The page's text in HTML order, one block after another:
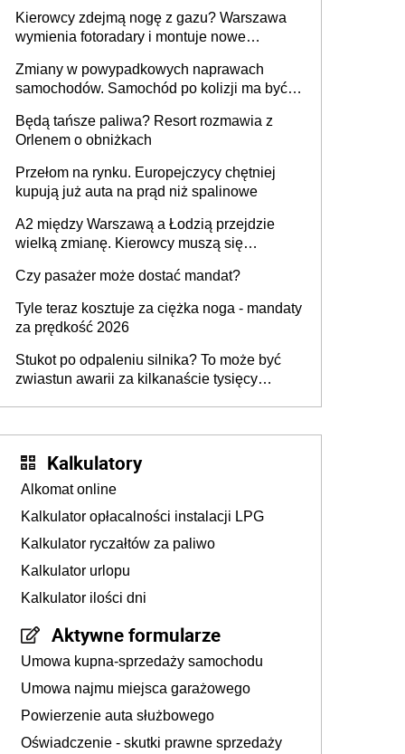
Kierowcy zdejmą nogę z gazu? Warszawa
wymienia fotoradary i montuje nowe
Zmiany w powypadkowych naprawach
samochodów. Samochód po kolizji ma być
technologią producenta
Będą tańsze paliwa? Resort rozmawia z
Orlenem o obniżkach
Przełom na rynku. Europejczycy chętniej
kupują już auta na prąd niż spalinowe
A2 między Warszawą a Łodzią przejdzie
wielką zmianę. Kierowcy muszą się
Czy pasażer może dostać mandat?
Tyle teraz kosztuje za ciężka noga - mandaty
za prędkość 2026
Stukot po odpaleniu silnika? To może być
zwiastun awarii za kilkanaście tysięcy
Kalkulatory
Alkomat online
Kalkulator opłacalności instalacji LPG
Kalkulator ryczałtów za paliwo
Kalkulator urlopu
Kalkulator ilości dni
Aktywne formularze
Umowa kupna-sprzedaży samochodu
Umowa najmu miejsca garażowego
Powierzenie auta służbowego
Oświadczenie - skutki prawne sprzedaży